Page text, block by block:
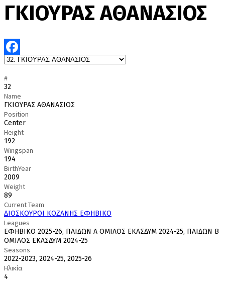
ΓΚΙΟΥΡΑΣ ΑΘΑΝΑΣΙΟΣ
Facebook
#
32
Name
ΓΚΙΟΥΡΑΣ ΑΘΑΝΑΣΙΟΣ
Position
Center
Height
192
Wingspan
194
BirthYear
2009
Weight
89
Current Team
ΔΙΟΣΚΟΥΡΟΙ ΚΟΖΑΝΗΣ ΕΦΗΒΙΚΟ
Leagues
ΕΦΗΒΙΚΟ 2025-26, ΠΑΙΔΩΝ Α ΟΜΙΛΟΣ ΕΚΑΣΔΥΜ 2024-25, ΠΑΙΔΩΝ Β
ΟΜΙΛΟΣ ΕΚΑΣΔΥΜ 2024-25
Seasons
2022-2023, 2024-25, 2025-26
Ηλικία
4